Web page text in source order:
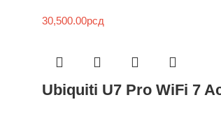
30,500.00рсд
Ubiquiti U7 Pro WiFi 7